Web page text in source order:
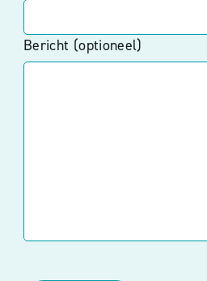
Bericht (optioneel)